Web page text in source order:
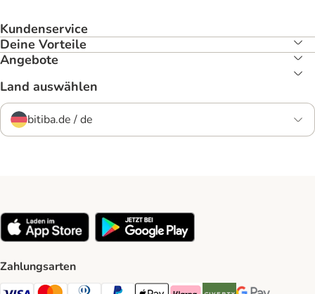
Kundenservice
Deine Vorteile
Angebote
Land auswählen
bitiba.de / de
Zahlungsarten